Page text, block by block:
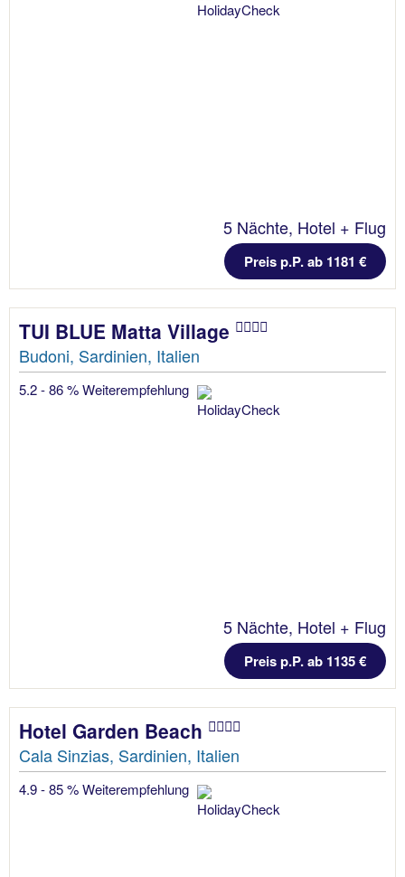
5 Nächte, Hotel + Flug
Preis p.P. ab 1181 €
TUI BLUE Matta Village
Budoni, Sardinien, Italien
5.2 - 86 % Weiterempfehlung
5 Nächte, Hotel + Flug
Preis p.P. ab 1135 €
Hotel Garden Beach
Cala Sinzias, Sardinien, Italien
4.9 - 85 % Weiterempfehlung